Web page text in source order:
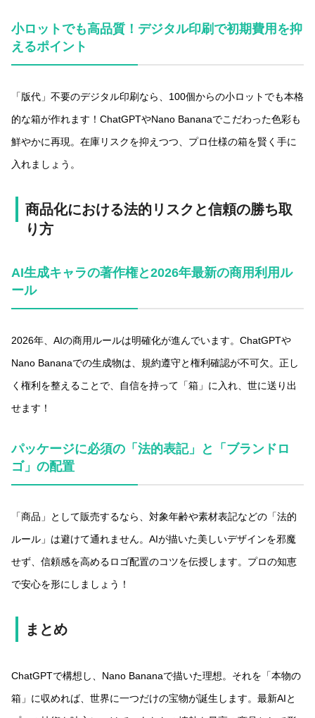
小ロットでも高品質！デジタル印刷で初期費用を抑
えるポイント
「版代」不要のデジタル印刷なら、100個からの小ロットでも本格
的な箱が作れます！ChatGPTやNano Bananaでこだわった色彩も
鮮やかに再現。在庫リスクを抑えつつ、プロ仕様の箱を賢く手に
入れましょう。
商品化における法的リスクと信頼の勝ち取
り方
AI生成キャラの著作権と2026年最新の商用利用ル
ール
2026年、AIの商用ルールは明確化が進んでいます。ChatGPTや
Nano Bananaでの生成物は、規約遵守と権利確認が不可欠。正し
く権利を整えることで、自信を持って「箱」に入れ、世に送り出
せます！
パッケージに必須の「法的表記」と「ブランドロ
ゴ」の配置
「商品」として販売するなら、対象年齢や素材表記などの「法的
ルール」は避けて通れません。AIが描いた美しいデザインを邪魔
せず、信頼感を高めるロゴ配置のコツを伝授します。プロの知恵
で安心を形にしましょう！
まとめ
ChatGPTで構想し、Nano Bananaで描いた理想。それを「本物の
箱」に収めれば、世界に一つだけの宝物が誕生します。最新AIと